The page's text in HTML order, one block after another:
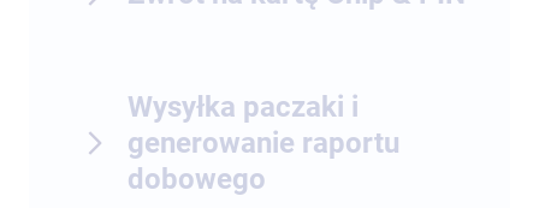
Wysyłka paczaki i
generowanie raportu
dobowego